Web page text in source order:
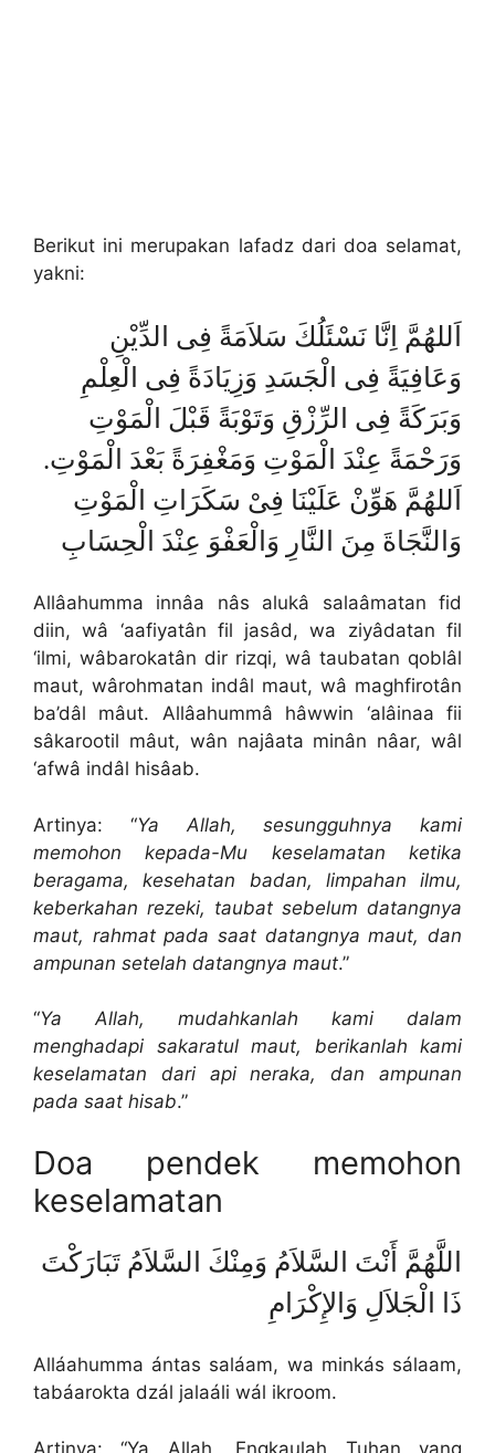
Berikut ini merupakan lafadz dari doa selamat,
yakni:
اَللهُمَّ اِنَّا نَسْئَلُكَ سَلاَمَةً فِى الدِّيْنِ
وَعَافِيَةً فِى الْجَسَدِ وَزِيَادَةً فِى الْعِلْمِ
وَبَرَكَةً فِى الرِّزْقِ وَتَوْبَةً قَبْلَ الْمَوْتِ
وَرَحْمَةً عِنْدَ الْمَوْتِ وَمَغْفِرَةً بَعْدَ الْمَوْتِ.
اَللهُمَّ هَوِّنْ عَلَيْنَا فِىْ سَكَرَاتِ الْمَوْتِ
وَالنَّجَاةَ مِنَ النَّارِ وَالْعَفْوَ عِنْدَ الْحِسَابِ
Allâahumma innâa nâs alukâ salaâmatan fid
diin, wâ ‘aafiyatân fil jasâd, wa ziyâdatan fil
‘ilmi, wâbarokatân dir rizqi, wâ taubatan qoblâl
maut, wârohmatan indâl maut, wâ maghfirotân
ba’dâl mâut. Allâahummâ hâwwin ‘alâinaa fii
sâkarootil mâut, wân najâata minân nâar, wâl
‘afwâ indâl hisâab.
Artinya: “Ya Allah, sesungguhnya kami
memohon kepada-Mu keselamatan ketika
beragama, kesehatan badan, limpahan ilmu,
keberkahan rezeki, taubat sebelum datangnya
maut, rahmat pada saat datangnya maut, dan
ampunan setelah datangnya maut.”
“Ya Allah, mudahkanlah kami dalam
menghadapi sakaratul maut, berikanlah kami
keselamatan dari api neraka, dan ampunan
pada saat hisab.”
Doa pendek memohon
keselamatan
اللَّهُمَّ أَنْتَ السَّلاَمُ وَمِنْكَ السَّلاَمُ تَبَارَكْتَ
ذَا الْجَلاَلِ وَالإِكْرَامِ
Alláahumma ántas saláam, wa minkás sálaam,
tabáarokta dzál jalaáli wál ikroom.
Artinya: “Ya Allah, Engkaulah Tuhan yang